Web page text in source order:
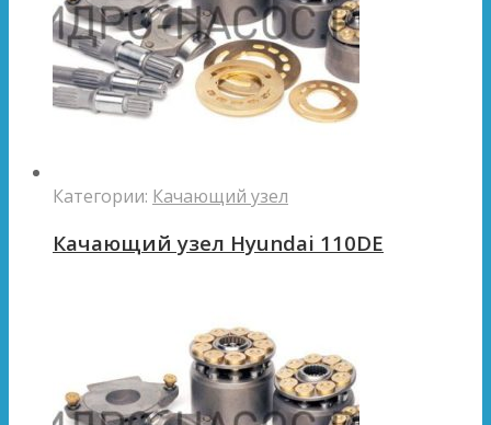
Категории: Качающий узел
Качающий узел Hyundai 110DE